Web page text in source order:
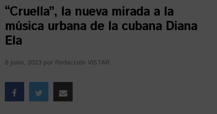
“Cruella”, la nueva mirada a la
música urbana de la cubana Diana
Ela
8 junio, 2023 por Redacción VISTAR